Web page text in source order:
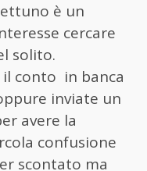
è un
cercare
solito.
conto in banca
inviate un
avere la
confusione
scontato ma